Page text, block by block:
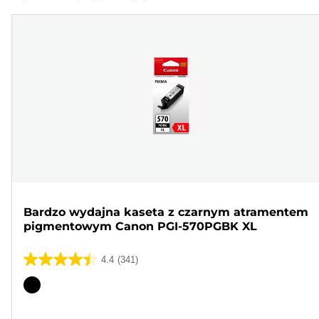
Bardzo wydajna kaseta z czarnym atramentem
pigmentowym Canon PGI-570PGBK XL
4.4 (341)
4.4
na
Wkład